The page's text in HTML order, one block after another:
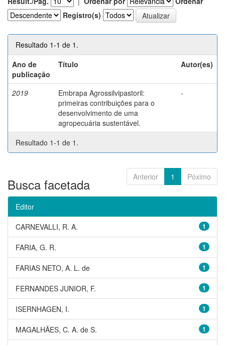
Registro(s)
Resultado 1-1 de 1.
Ano de
publicação
Título Autor(es)
2019
Embrapa Agrossilvipastoril:
primeiras contribuições para o
desenvolvimento de uma
agropecuária sustentável.
-
Resultado 1-1 de 1.
Anterior 1 Póximo
Busca facetada
Editor
1
CARNEVALLI, R. A.
1
FARIA, G. R.
1
FARIAS NETO, A. L. de
1
FERNANDES JUNIOR, F.
1
ISERNHAGEN, I.
1
MAGALHÃES, C. A. de S.